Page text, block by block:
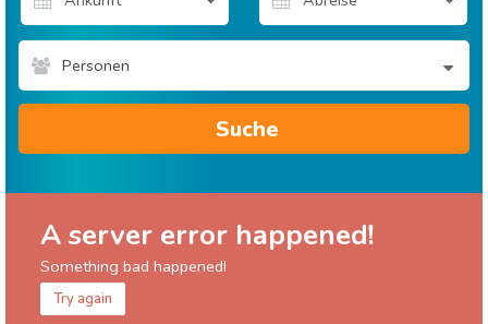
Personen
Suche
A server error happened!
Something bad happened!
Try again